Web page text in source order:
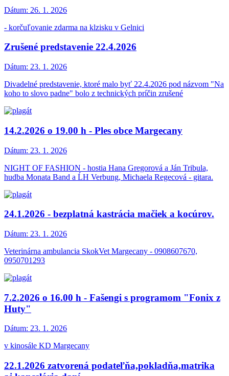
Dátum: 26. 1. 2026
- korčuľovanie zdarma na klzisku v Gelnici
Zrušené predstavenie 22.4.2026
Dátum: 23. 1. 2026
Divadelné predstavenie, ktoré malo byť 22.4.2026 pod názvom "Na
koho to slovo padne" bolo z technických príčin zrušené
14.2.2026 o 19.00 h - Ples obce Margecany
Dátum: 23. 1. 2026
NIGHT OF FASHION - hostia Hana Gregorová a Ján Tribula,
hudba Monata Band a ĹH Verbung, Michaela Regecová - gitara.
24.1.2026 - bezplatná kastrácia mačiek a kocúrov.
Dátum: 23. 1. 2026
Veterinárna ambulancia SkokVet Margecany - 0908607670,
0950701293
7.2.2026 o 16.00 h - Fašengi s programom "Fonix z
Huty"
Dátum: 23. 1. 2026
v kinosále KD Margecany
22.1.2026 zatvorená podateľňa,pokladňa,matrika